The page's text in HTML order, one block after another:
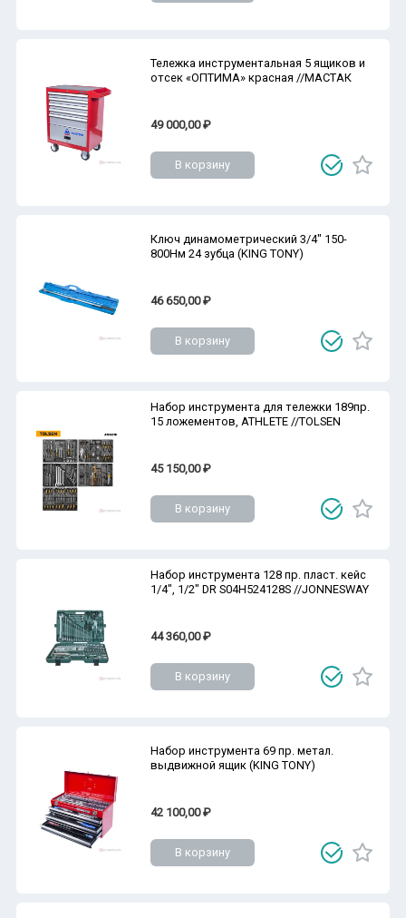
Тележка инструментальная 5 ящиков и
отсек «ОПТИМА» красная //МАСТАК
49 000,00 ₽
В корзину
Ключ динамометрический 3/4" 150-
800Нм 24 зубца (KING TONY)
46 650,00 ₽
В корзину
Набор инструмента для тележки 189пр.
15 ложементов, ATHLETE //TOLSEN
45 150,00 ₽
В корзину
Набор инструмента 128 пр. пласт. кейс
1/4", 1/2" DR S04H524128S //JONNESWAY
44 360,00 ₽
В корзину
Набор инструмента 69 пр. метал.
выдвижной ящик (KING TONY)
42 100,00 ₽
В корзину